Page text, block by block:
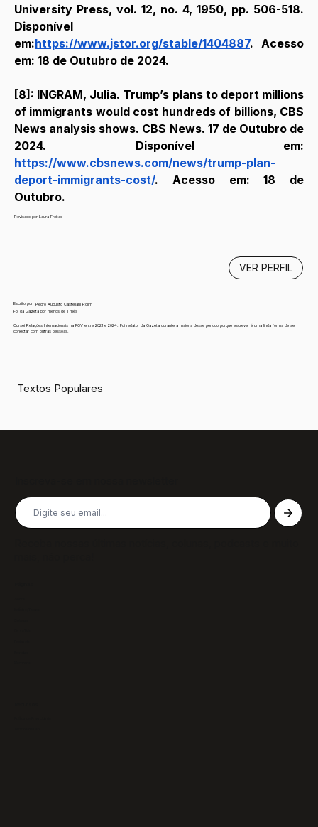
University Press, vol. 12, no. 4, 1950, pp. 506-518.
Disponível
em:https://www.jstor.org/stable/1404887. Acesso
em: 18 de Outubro de 2024.
[8]: INGRAM, Julia. Trump’s plans to deport millions
of immigrants would cost hundreds of billions, CBS
News analysis shows. CBS News. 17 de Outubro de
https://www.cbsnews.com/news/trump-plan-
deport-immigrants-cost/. Acesso em: 18 de
Outubro.
Revisado por Laura Freitas
Escrito por
Pedro Augusto Castellani Rolim
Foi da Gazeta por menos de 1 mês
Cursei Relações Internacionais na FGV entre 2021 e 2024. Fui redator da Gazeta durante a maioria desse período porque escrever é uma linda forma de se
conectar com outras pessoas.
VER PERFIL
Textos Populares